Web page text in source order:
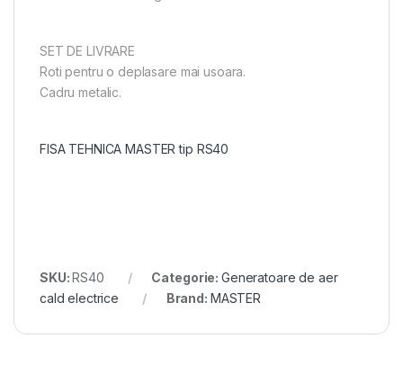
SET DE LIVRARE
Roti pentru o deplasare mai usoara.
Cadru metalic.
FISA TEHNICA MASTER tip RS40
SKU:RS40 Categorie: Generatoare de aer
cald electrice
Brand: MASTER